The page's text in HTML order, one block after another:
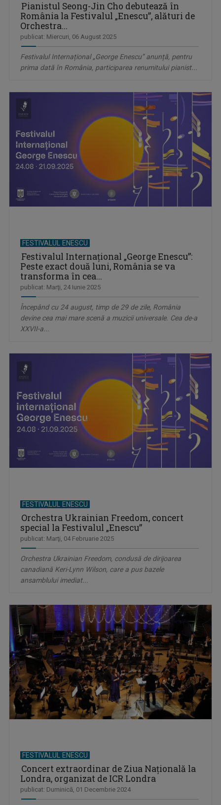
Pianistul Seong-Jin Cho debutează în
România la Festivalul „Enescu”, alături de
Orchestra...
publicat: Miercuri, 06 August 2025
Festivalul Internațional „George Enescu” anunță, pentru
prima dată în România, participarea renumitului pianist...
FESTIVALUL ENESCU
Festivalul Internațional „George Enescu”:
Peste exact două luni, România se va
transforma în cea...
publicat: Marţi, 24 Iunie 2025
Începând cu 24 august, timp de 29 de zile, România
devine cea mai mare scenă a muzicii universale. Cea de-a
XXVII-a...
FESTIVALUL ENESCU
Orchestra Ukrainian Freedom, concert
special la Festivalul „Enescu”
publicat: Marţi, 04 Februarie 2025
Orchestra Ukrainian Freedom, condusă de dirijoarea
canadiană Keri-Lynn Wilson, care a pus bazele
ansamblului imediat...
FESTIVALUL ENESCU
Concert extraordinar de Ziua Națională la
Londra, organizat de ICR Londra
publicat: Duminică, 01 Decembrie 2024